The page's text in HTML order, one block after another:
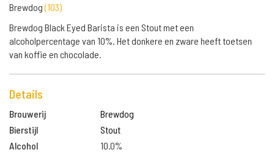
Brewdog(103)
Brewdog Black Eyed Barista is een Stout met een
alcoholpercentage van 10%. Het donkere en zware heeft toetsen
van koffie en chocolade.
Details
Brouwerij
Brewdog
Bierstijl
Stout
Alcohol
10.0%